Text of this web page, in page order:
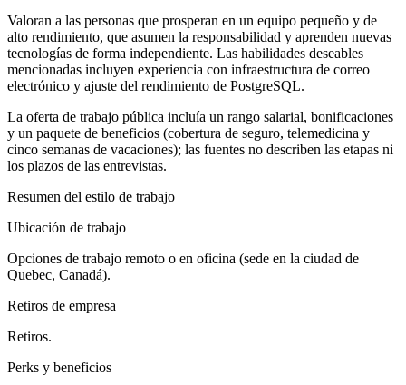
Valoran a las personas que prosperan en un equipo pequeño y de
alto rendimiento, que asumen la responsabilidad y aprenden nuevas
tecnologías de forma independiente. Las habilidades deseables
mencionadas incluyen experiencia con infraestructura de correo
electrónico y ajuste del rendimiento de PostgreSQL.
La oferta de trabajo pública incluía un rango salarial, bonificaciones
y un paquete de beneficios (cobertura de seguro, telemedicina y
cinco semanas de vacaciones); las fuentes no describen las etapas ni
los plazos de las entrevistas.
Resumen del estilo de trabajo
Ubicación de trabajo
Opciones de trabajo remoto o en oficina (sede en la ciudad de
Quebec, Canadá).
Retiros de empresa
Retiros.
Perks y beneficios